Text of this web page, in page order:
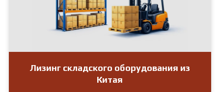
Лизинг складского оборудования из
Китая